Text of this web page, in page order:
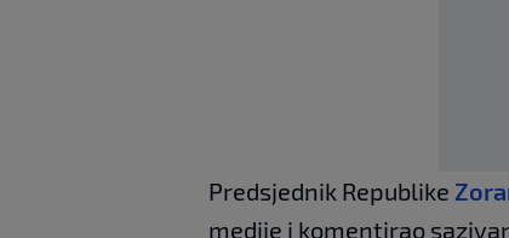
Predsjednik Republike
medije i komentirao